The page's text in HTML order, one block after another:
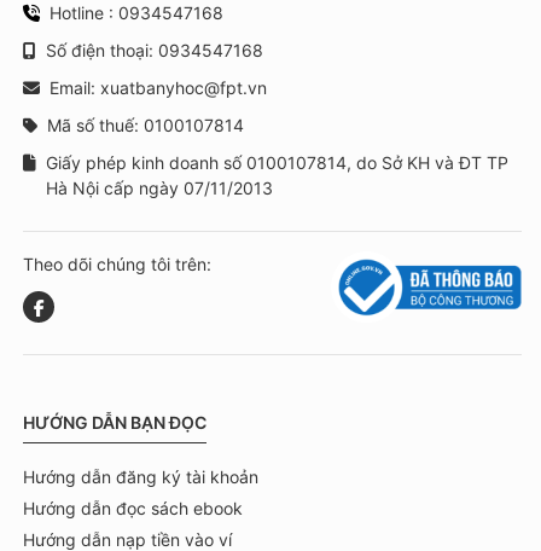
Hotline : 0934547168
Số điện thoại: 0934547168
Email: xuatbanyhoc@fpt.vn
Mã số thuế: 0100107814
Giấy phép kinh doanh số 0100107814, do Sở KH và ĐT TP
Hà Nội cấp ngày 07/11/2013
Theo dõi chúng tôi trên:
HƯỚNG DẪN BẠN ĐỌC
Hướng dẫn đăng ký tài khoản
Hướng dẫn đọc sách ebook
Hướng dẫn nạp tiền vào ví